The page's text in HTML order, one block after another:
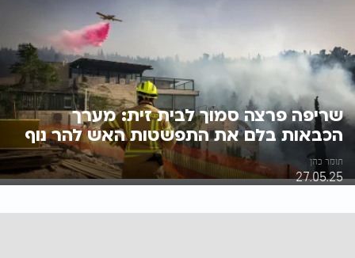
שריפה פרצה סמוך לבית זית: מערך
הכבאות בלם את התפשטות האש להר נוף
תומר כהן
27.05.25